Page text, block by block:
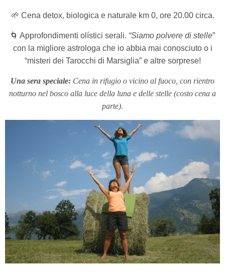
🌱 Cena detox, biologica e naturale km 0, ore 20.00 circa.
🌀 Approfondimenti olístici serali. “Siamo polvere di stelle”
con la migliore astrologa che io abbia mai conosciuto o i
“misteri dei Tarocchi di Marsiglia” e altre sorprese!
Una sera speciale: Cena in rifugio o vicino al fuoco, con rientro
notturno nel bosco alla luce della luna e delle stelle (costo cena a
parte).